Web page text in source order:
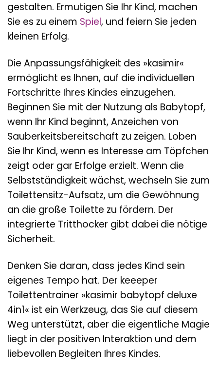
gestalten. Ermutigen Sie Ihr Kind, machen
Sie es zu einem Spiel, und feiern Sie jeden
kleinen Erfolg.
Die Anpassungsfähigkeit des »kasimir«
ermöglicht es Ihnen, auf die individuellen
Fortschritte Ihres Kindes einzugehen.
Beginnen Sie mit der Nutzung als Babytopf,
wenn Ihr Kind beginnt, Anzeichen von
Sauberkeitsbereitschaft zu zeigen. Loben
Sie Ihr Kind, wenn es Interesse am Töpfchen
zeigt oder gar Erfolge erzielt. Wenn die
Selbstständigkeit wächst, wechseln Sie zum
Toilettensitz-Aufsatz, um die Gewöhnung
an die große Toilette zu fördern. Der
integrierte Tritthocker gibt dabei die nötige
Sicherheit.
Denken Sie daran, dass jedes Kind sein
eigenes Tempo hat. Der keeeper
Toilettentrainer »kasimir babytopf deluxe
4in1« ist ein Werkzeug, das Sie auf diesem
Weg unterstützt, aber die eigentliche Magie
liegt in der positiven Interaktion und dem
liebevollen Begleiten Ihres Kindes.